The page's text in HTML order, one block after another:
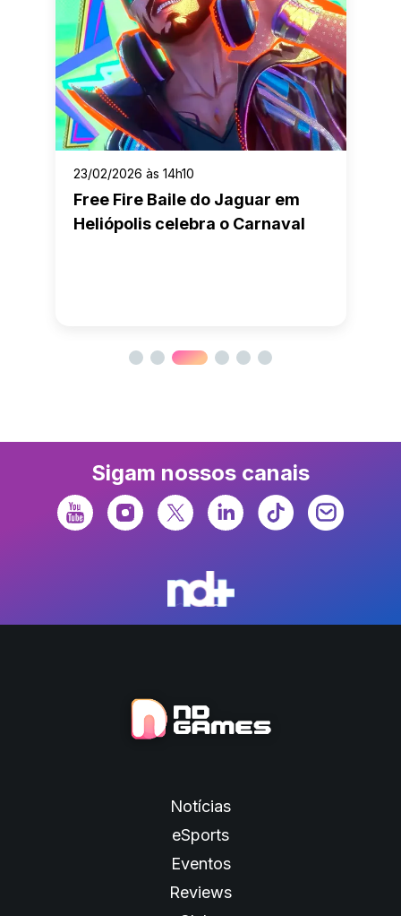
23/02/2026 às 14h10
Free Fire Baile do Jaguar em
Heliópolis celebra o Carnaval
Sigam nossos canais
Notícias
eSports
Eventos
Reviews